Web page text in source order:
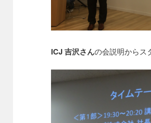
ICJ 吉沢さんの会説明からス